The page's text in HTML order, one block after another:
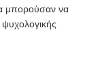
μπορούσαν να